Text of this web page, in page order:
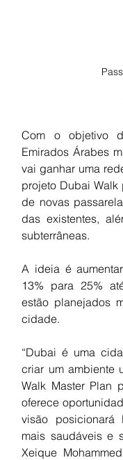
Com o objetivo
Emirados Árabes
vai ganhar uma
projeto Dubai Walk
de novas
das existentes,
subterrâneas.
A ideia é
13% para 25%
estão planejados
cidade.
“Dubai é uma
criar um ambiente
Walk Master Plan
oferece
visão
mais saudáveis ​​e
Xeique